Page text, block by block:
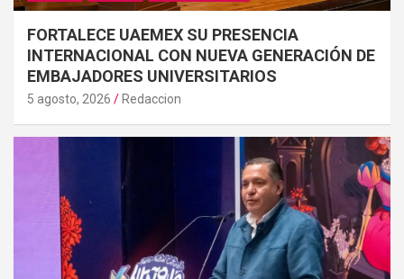
FORTALECE UAEMEX SU PRESENCIA
INTERNACIONAL CON NUEVA GENERACIÓN DE
EMBAJADORES UNIVERSITARIOS
5 agosto, 2026 Redaccion